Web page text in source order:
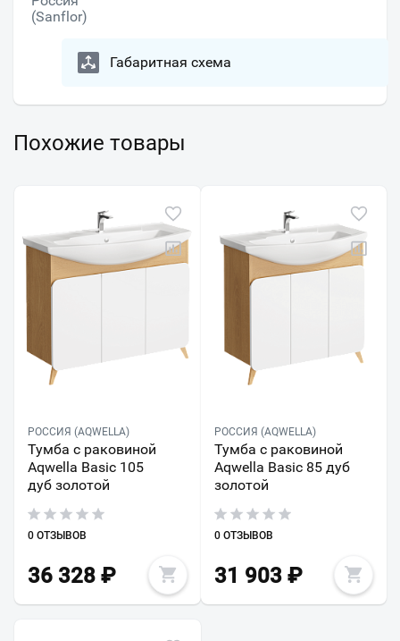
(Sanflor)
Габаритная схема
Похожие товары
РОССИЯ (AQWELLA)
Тумба с раковиной
Aqwella Basic 105
дуб золотой
0 ОТЗЫВОВ
36 328 ₽
РОССИЯ (AQWELLA)
Тумба с раковиной
Aqwella Basic 85 дуб
золотой
0 ОТЗЫВОВ
31 903₽